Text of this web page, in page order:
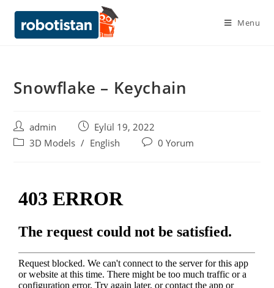
Menu
Snowflake – Keychain
admin
Eylül 19, 2022
3D Models / English 0 Yorum